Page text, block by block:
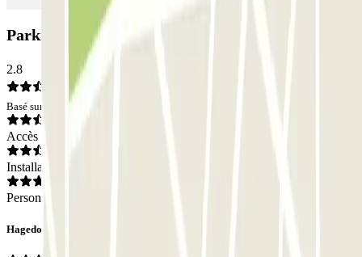
Parking ParkBee Antwerp Meir: Avis
2.8
Basé sur 14 avis
Accès
Installations
Personnel
Hagedoorn